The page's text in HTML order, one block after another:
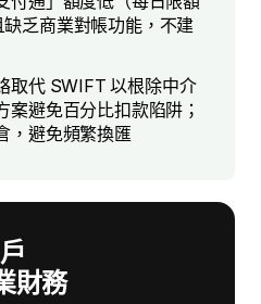
乏商業對帳功能，不建
取代 SWIFT 以根除中介
案避免百分比扣款陷阱；
，避免頻繁換匯
財務